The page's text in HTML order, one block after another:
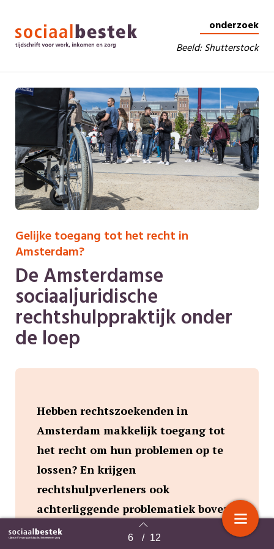
Terug naar overzicht 6 / 12
onderzoek
Beeld: Shutterstock
Gelijke toegang tot het recht in
Amsterdam?
De Amsterdamse
sociaaljuridische
rechtshulppraktijk onder
de loep
Hebben rechtszoekenden in
Amsterdam makkelijk toegang tot
het recht om hun problemen op te
lossen? En krijgen
rechtshulpverleners ook
achterliggende problematiek boven
tafel? Het lectoraat Responsieve